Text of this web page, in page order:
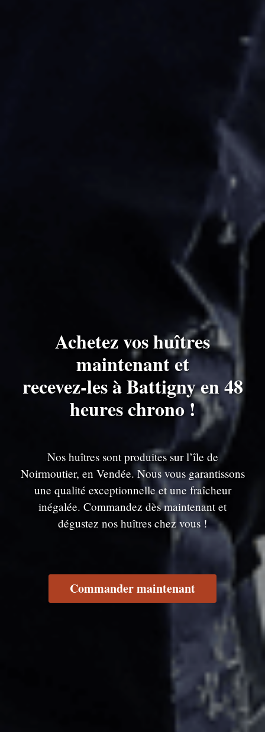
Achetez vos huîtres
maintenant et
recevez-les à Battigny en 48
heures chrono !
Nos huîtres sont produites sur l’île de
Noirmoutier, en Vendée. Nous vous garantissons
une qualité exceptionnelle et une fraîcheur
inégalée. Commandez dès maintenant et
dégustez nos huîtres chez vous !
Commander maintenant